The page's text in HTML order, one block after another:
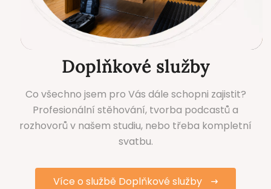
Doplňkové služby
Co všechno jsem pro Vás dále schopni zajistit?
Profesionální stěhování, tvorba podcastů a
rozhovorů v našem studiu, nebo třeba kompletní
svatbu.
Více o službě Doplňkové služby